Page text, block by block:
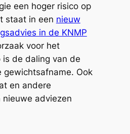
een hoger risico op
staat in een nieuw
in de KNMP
voor het
de daling van de
gewichtsafname. Ook
en andere
adviezen